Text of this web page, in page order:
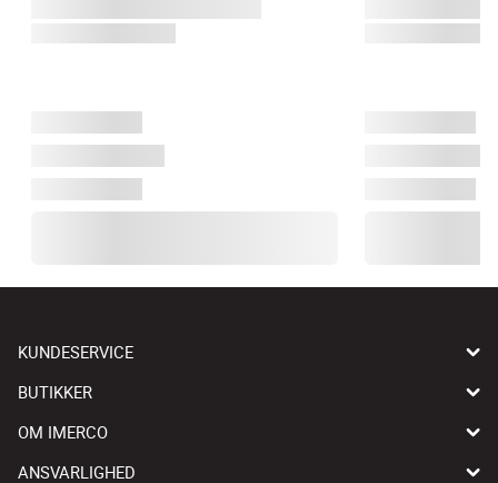
KUNDESERVICE
BUTIKKER
OM IMERCO
ANSVARLIGHED